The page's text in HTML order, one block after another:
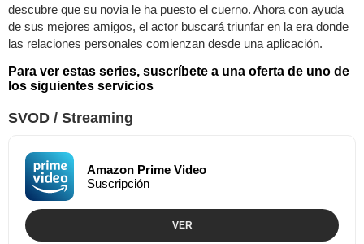
descubre que su novia le ha puesto el cuerno. Ahora con ayuda
de sus mejores amigos, el actor buscará triunfar en la era donde
las relaciones personales comienzan desde una aplicación.
Para ver estas series, suscríbete a una oferta de uno de
los siguientes servicios
SVOD / Streaming
Amazon Prime Video
Suscripción
VER